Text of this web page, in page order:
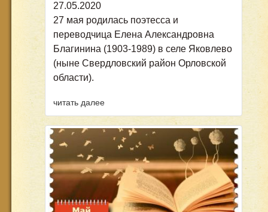
27.05.2020
27 мая родилась поэтесса и
переводчица Елена Александровна
Благинина (1903-1989) в селе Яковлево
(ныне Свердловский район Орловской
области).
читать далее